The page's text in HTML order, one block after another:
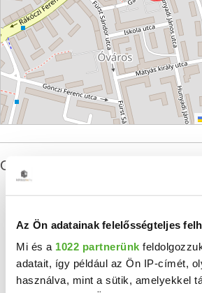
Az Ön adatainak felelősségteljes
Mi és a 1022 partnerünk
adatait, így például az Ön IP-címét,
használva, mint a sütik, amelyekkel
Oroszlány ingatlan statisztikái
57 m²
Lakosság
18 446 Fő